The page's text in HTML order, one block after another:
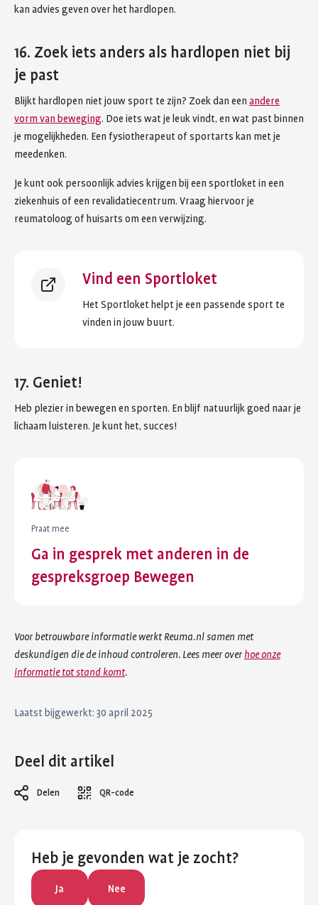
kan advies geven over het hardlopen.
16. Zoek iets anders als hardlopen niet bij
je past
Blijkt hardlopen niet jouw sport te zijn? Zoek dan een andere
vorm van beweging. Doe iets wat je leuk vindt, en wat past binnen
je mogelijkheden. Een fysiotherapeut of sportarts kan met je
meedenken.
Je kunt ook persoonlijk advies krijgen bij een sportloket in een
ziekenhuis of een revalidatiecentrum. Vraag hiervoor je
reumatoloog of huisarts om een verwijzing.
Vind een Sportloket
Het Sportloket helpt je een passende sport te
vinden in jouw buurt.
17. Geniet!
Heb plezier in bewegen en sporten. En blijf natuurlijk goed naar je
lichaam luisteren. Je kunt het, succes!
Praat mee
Ga in gesprek met anderen in de
gespreksgroep Bewegen
Voor betrouwbare informatie werkt Reuma.nl samen met
deskundigen die de inhoud controleren. Lees meer over hoe onze
informatie tot stand komt.
Laatst bijgewerkt: 30 april 2025
Deel dit artikel
Delen QR-code
Heb je gevonden wat je zocht?
Ja Nee